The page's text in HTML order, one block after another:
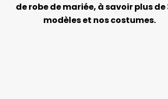
de robe de mariée, à savoir plus de
modèles et nos costumes.